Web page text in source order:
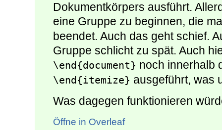
Dokumentkörpers ausführt.
eine Gruppe zu beginnen, die
beendet. Auch das geht schief.
Gruppe schlicht zu spät. Auch
\end{document} noch innerhalb
\end{itemize} ausgeführt, was
Was dagegen funktionieren
Öffne in Overleaf